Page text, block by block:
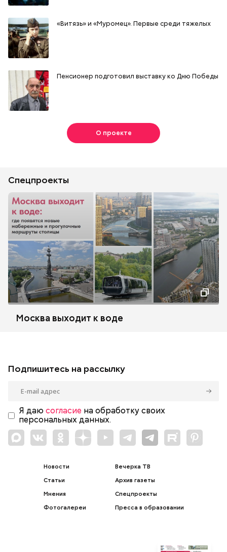
«Витязь» и «Муромец». Первые среди тяжелых
Пенсионер подготовил выставку ко Дню Победы
О проекте
Спецпроекты
Москва выходит к воде
Подпишитесь на рассылку
Я даю согласие на обработку своих
персональных данных.
Новости
Статьи
Мнения
Фотогалереи
Вечерка ТВ
Архив газеты
Спецпроекты
Пресса в образовании